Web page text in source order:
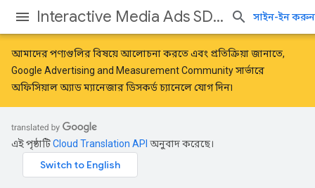
Interactive Media Ads SDKs সাইন-ইন করুন
আমাদের পণ্যগুলির বিষয়ে আলোচনা করতে এবং প্রতিক্রিয়া জানাতে,
Google Advertising and Measurement Communityসার্ভারে
অফিসিয়াল অ্যাড ম্যানেজার ডিসকর্ড চ্যানেলে যোগ দিন৷
এই পৃষ্ঠাটিCloud Translation API অনুবাদ করেছে।